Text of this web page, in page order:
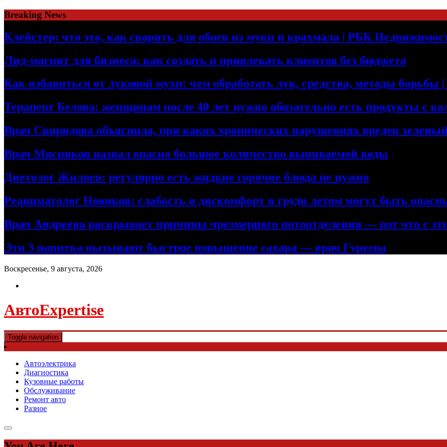
Skip
to
content
Breaking News
Клейстер: что это, как сварить для обоев из муки и крахмала | РБК
Лид-магнит для бизнеса: как создать и привлекать клиентов без бюджета
Как избавиться от луковой мухи: чем обработать лук, средства, методы
Терапевт Белова: женщинам после 40 лет нужно обязательно есть продукты с
Врач Свиридова объяснила, при каких хронических нарушениях вреден
Врач Мясников назвал опасно большое количество выпиваемой воды
Диетолог Жиляев: регулярно есть жидкие горячие блюда не нужно
Реаниматолог Новиков: слабость и дискомфорт в груди летом могут быть
Врач Андреева раскрывает причины чрезмерного потоотделения — вот что с
Эти 3 напитка вызывают быстрое повышение сахара — врач Гуреева
Воскресенье, 9 августа, 2026
АвтоExpertise
Toggle navigation
Автоэлектрика
Диагностика
Кузовные работы
Обслуживание
Ремонт авто
Разное